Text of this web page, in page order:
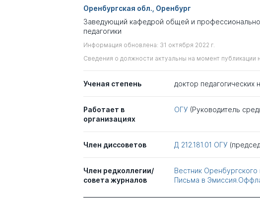
Оренбургская обл., Оренбург
Заведующий кафедрой общей и
педагогики
Информация обновлена: 31 октября 2022 г.
Сведения о должности актуальны на момент публикации
Ученая степень доктор педагогических
Работает в
организациях
ОГУ (Руководитель
Член диссоветов Д 212.181.01 ОГУ
Член редколлегии/
совета журналов
Вестник Оренбургского
Письма в